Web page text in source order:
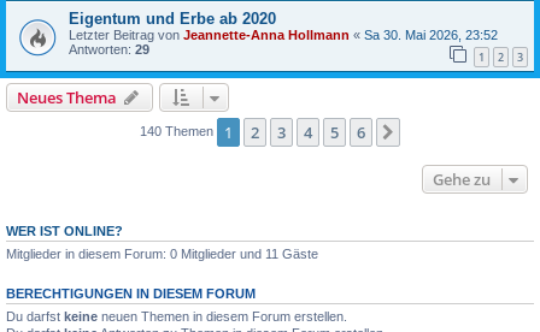
Eigentum und Erbe ab 2020
Letzter Beitrag von Jeannette-Anna Hollmann « Sa 30. Mai 2026, 23:52
Antworten: 29 1 2 3
Neues Thema
140 Themen 1 2 3 4 5 6
Gehe zu
WER IST ONLINE?
Mitglieder in diesem Forum: 0 Mitglieder und 11 Gäste
BERECHTIGUNGEN IN DIESEM FORUM
Du darfst keine neuen Themen in diesem Forum erstellen.